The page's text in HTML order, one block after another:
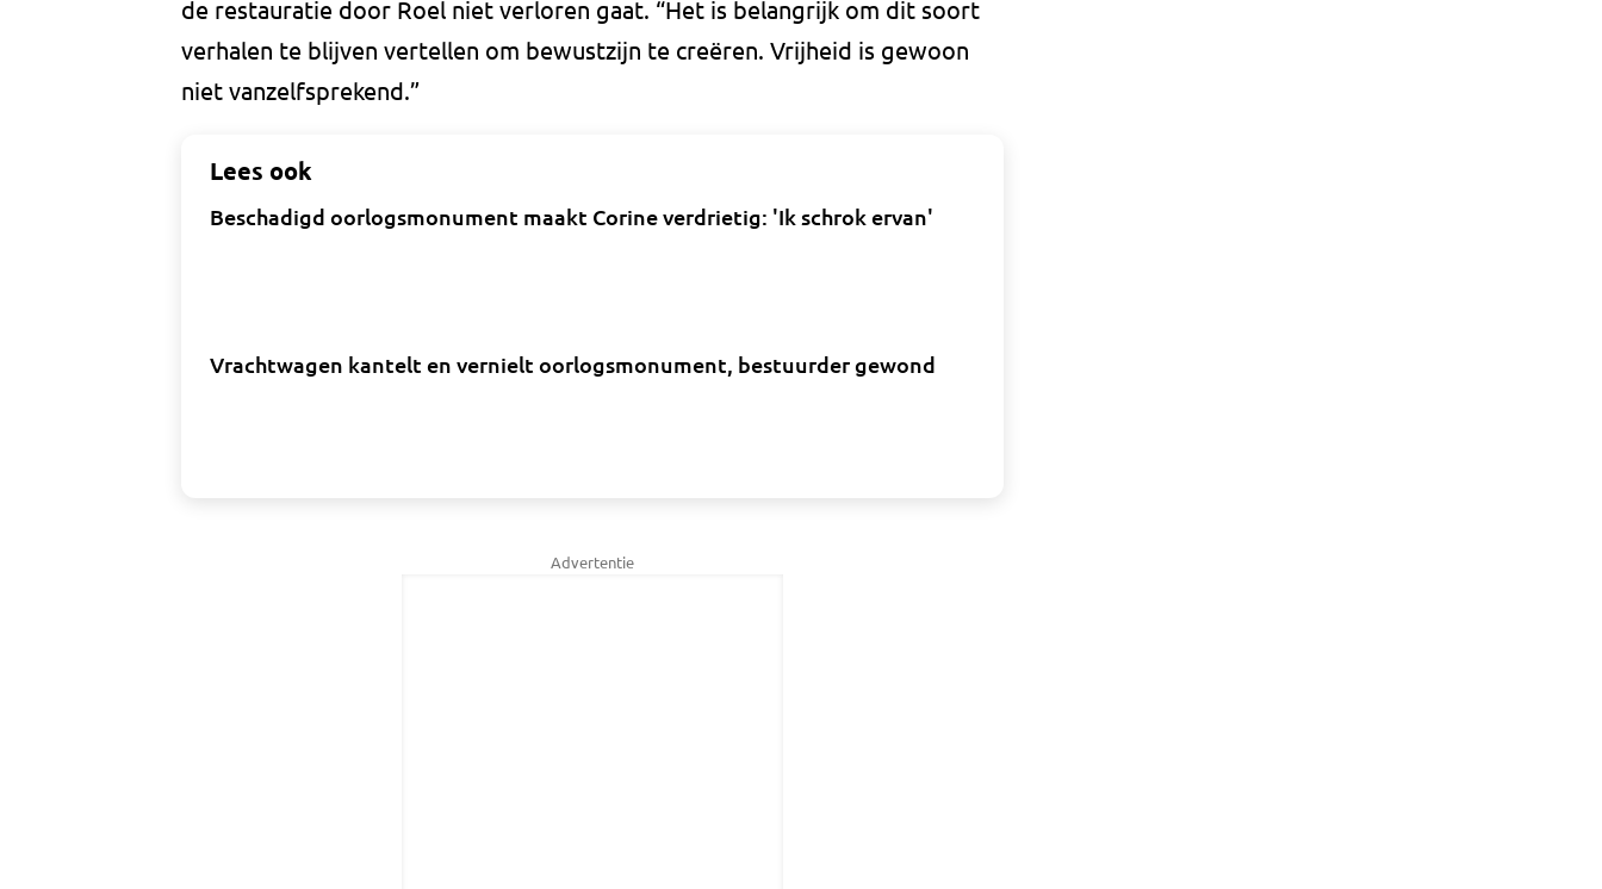
de restauratie door Roel niet verloren gaat. “Het is belangrijk om dit soort
verhalen te blijven vertellen om bewustzijn te creëren. Vrijheid is gewoon
niet vanzelfsprekend.”
Lees ook
Beschadigd oorlogsmonument maakt Corine verdrietig: 'Ik schrok ervan'
Vrachtwagen kantelt en vernielt oorlogsmonument, bestuurder gewond
Advertentie